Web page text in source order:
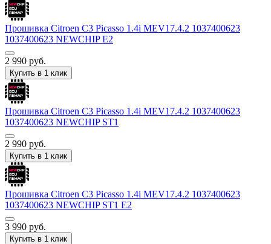
Прошивка Citroen С3 Picasso 1.4i MEV17.4.2 1037400623
1037400623 NEWCHIP E2
2 990 руб.
Купить в 1 клик
Прошивка Citroen С3 Picasso 1.4i MEV17.4.2 1037400623
1037400623 NEWCHIP ST1
2 990 руб.
Купить в 1 клик
Прошивка Citroen С3 Picasso 1.4i MEV17.4.2 1037400623
1037400623 NEWCHIP ST1 E2
3 990 руб.
Купить в 1 клик